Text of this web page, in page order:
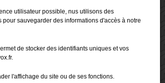
utilisateur possible, nus utilisons des
sauvegarder des informations d'accès à notre
de stocker des identifiants uniques et vos
l'affichage du site ou de ses fonctions.